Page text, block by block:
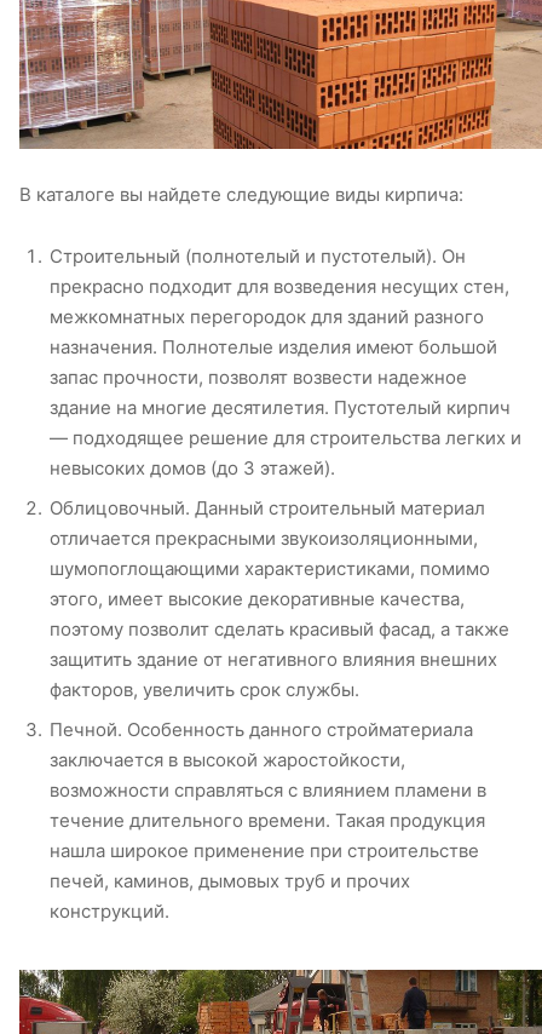
В каталоге вы найдете следующие виды кирпича:
Строительный (полнотелый и пустотелый). Он
прекрасно подходит для возведения несущих стен,
межкомнатных перегородок для зданий разного
назначения. Полнотелые изделия имеют большой
запас прочности, позволят возвести надежное
здание на многие десятилетия. Пустотелый кирпич
— подходящее решение для строительства легких и
невысоких домов (до 3 этажей).
Облицовочный. Данный строительный материал
отличается прекрасными звукоизоляционными,
шумопоглощающими характеристиками, помимо
этого, имеет высокие декоративные качества,
поэтому позволит сделать красивый фасад, а также
защитить здание от негативного влияния внешних
факторов, увеличить срок службы.
Печной. Особенность данного стройматериала
заключается в высокой жаростойкости,
возможности справляться с влиянием пламени в
течение длительного времени. Такая продукция
нашла широкое применение при строительстве
печей, каминов, дымовых труб и прочих
конструкций.